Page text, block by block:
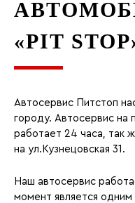
«PIT
Автосервис Питстоп
городу. Автосервис на
работает 24 часа, так
на ул.Кузнецовская 31.
Наш автосервис
момент является одним